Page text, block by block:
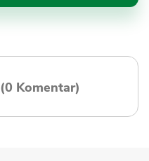
(0 Komentar)